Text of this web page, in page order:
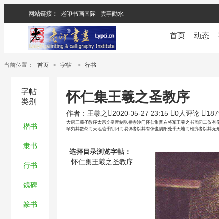
网站链接： 老印书画国际 雲亭勸水
首页 动态
当前位置： 首页 > 字帖 > 行书
字帖
类别
楷书
隶书
行书
魏碑
篆书
怀仁集王羲之圣教序
作者：王羲之 2020-05-27 23:15 0人评论
大唐三藏圣教序太宗文皇帝制弘福寺沙门怀仁集晋右将军王羲之书盖闻二仪
罕穷其数然而天地苞乎阴阳而易识者以其有像也阴阳处乎天地而难穷者以其
选择目录浏览字帖：
怀仁集王羲之圣教序